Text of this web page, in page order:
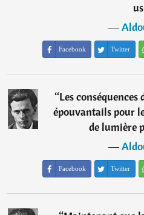
―
Facebook Twitter
“Les conséquences
épouvantails pour
de lumière
―
Facebook Twitter